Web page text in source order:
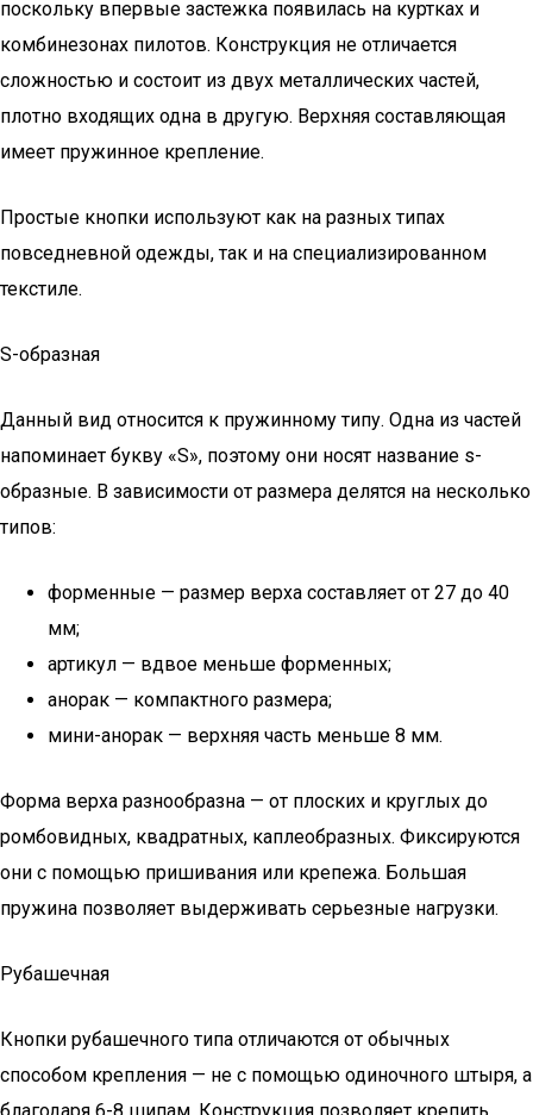
поскольку впервые застежка появилась на куртках и
комбинезонах пилотов. Конструкция не отличается
сложностью и состоит из двух металлических частей,
плотно входящих одна в другую. Верхняя составляющая
имеет пружинное крепление.
Простые кнопки используют как на разных типах
повседневной одежды, так и на специализированном
текстиле.
S-образная
Данный вид относится к пружинному типу. Одна из частей
напоминает букву «S», поэтому они носят название s-
образные. В зависимости от размера делятся на несколько
типов:
форменные — размер верха составляет от 27 до 40
мм;
артикул — вдвое меньше форменных;
анорак — компактного размера;
мини-анорак — верхняя часть меньше 8 мм.
Форма верха разнообразна — от плоских и круглых до
ромбовидных, квадратных, каплеобразных. Фиксируются
они с помощью пришивания или крепежа. Большая
пружина позволяет выдерживать серьезные нагрузки.
Рубашечная
Кнопки рубашечного типа отличаются от обычных
способом крепления — не с помощью одиночного штыря, а